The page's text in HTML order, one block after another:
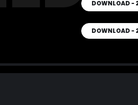
DOWNLOAD -
DOWNLOAD -